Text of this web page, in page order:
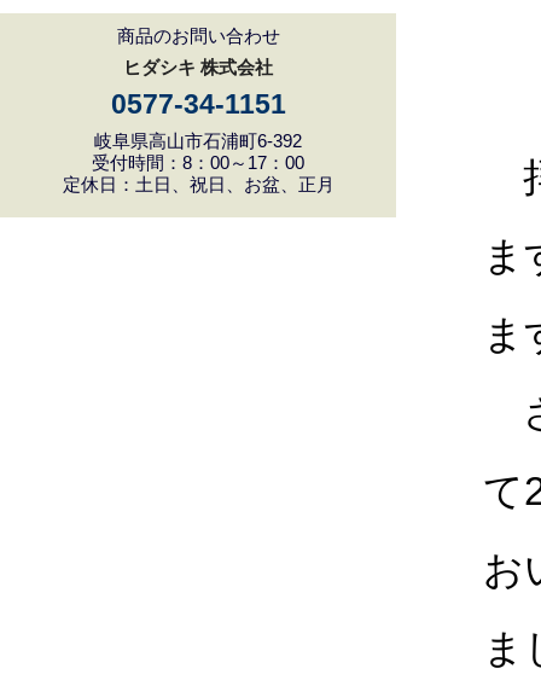
商品のお問い合わせ
ヒダシキ 株式会社
0577-34-1151
岐阜県高山市石浦町6-392
受付時間：8：00～17：00
定休日：土日、祝日、お盆、正月
ま
ま
て
お
ま